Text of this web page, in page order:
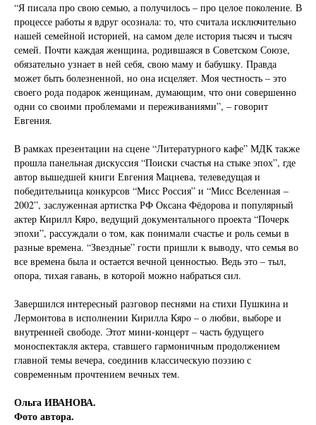
“Я писала про свою семью, а получилось – про целое поколение. В
процессе работы я вдруг осознала: то, что считала исключительно
нашей семейной историей, на самом деле история тысяч и тысяч
семей. Почти каждая женщина, родившаяся в Советском Союзе,
обязательно узнает в ней себя, свою маму и бабушку. Правда
может быть болезненной, но она исцеляет. Моя честность – это
своего рода подарок женщинам, думающим, что они совершенно
одни со своими проблемами и переживаниями”, – говорит
Евгения.
В рамках презентации на сцене “Литературного кафе” МДК также
прошла панельная дискуссия “Поиски счастья на стыке эпох”, где
автор вышедшей книги Евгения Мацнева, телеведущая и
победительница конкурсов “Мисс Россия” и “Мисс Вселенная –
2002”, заслуженная артистка РФ Оксана Фёдорова и популярный
актер Кирилл Кяро, ведущий документального проекта “Почерк
эпохи”, рассуждали о том, как понимали счастье и роль семьи в
разные времена. “Звездные” гости пришли к выводу, что семья во
все времена была и остается вечной ценностью. Ведь это – тыл,
опора, тихая гавань, в которой можно набраться сил.
Завершился интересный разговор песнями на стихи Пушкина и
Лермонтова в исполнении Кирилла Кяро – о любви, выборе и
внутренней свободе. Этот мини-концерт – часть будущего
моноспектакля актера, ставшего гармоничным продолжением
главной темы вечера, соединив классическую поэзию с
современным прочтением вечных тем.
Ольга ИВАНОВА.
Фото автора.